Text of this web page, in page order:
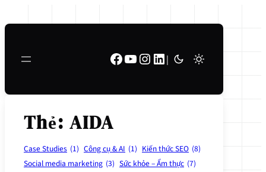
đến
Facebook Youtube Instagram LinkedIn |
Thẻ: AIDA
Case Studies (1) Công cụ & AI (1) Kiến thức SEO (8)
Social media marketing (3) Sức khỏe – Ẩm thực (7)